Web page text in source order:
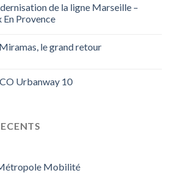
de la ligne Marseille –
En Provence
le grand retour
Urbanway 10
Mobilité